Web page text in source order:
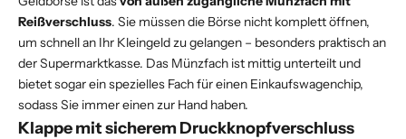
Reißverschluss. Sie müssen die Börse nicht komplett öffnen,
um schnell an Ihr Kleingeld zu gelangen – besonders praktisch an
der Supermarktkasse. Das Münzfach ist mittig unterteilt und
bietet sogar ein spezielles Fach für einen Einkaufswagenchip,
sodass Sie immer einen zur Hand haben.
Klappe mit sicherem Druckknopfverschluss